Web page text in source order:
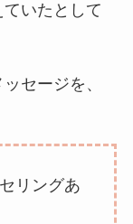
いたとして
セージを、
リングあ